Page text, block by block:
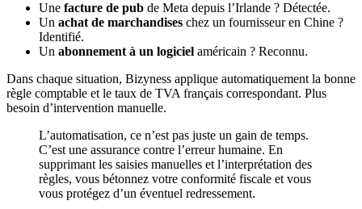
Une facture de pub de Meta depuis l’Irlande ? Détectée.
Un achat de marchandises chez un fournisseur en Chine ?
Identifié.
Un abonnement à un logiciel américain ? Reconnu.
Dans chaque situation, Bizyness applique automatiquement la bonne
règle comptable et le taux de TVA français correspondant. Plus
besoin d’intervention manuelle.
L’automatisation, ce n’est pas juste un gain de temps.
C’est une assurance contre l’erreur humaine. En
supprimant les saisies manuelles et l’interprétation des
règles, vous bétonnez votre conformité fiscale et vous
vous protégez d’un éventuel redressement.